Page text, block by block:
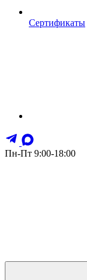
Сертификаты
Пн-Пт 9:00-18:00